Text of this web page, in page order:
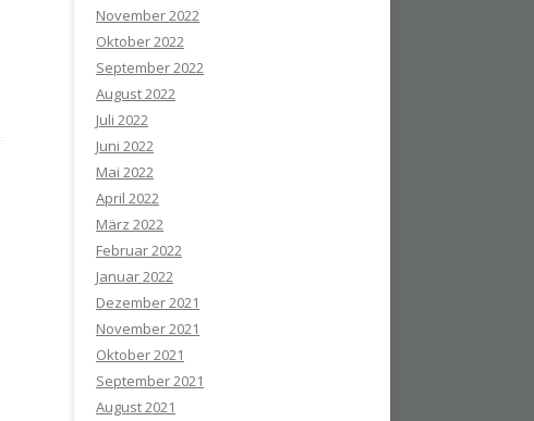
November 2022
Oktober 2022
September 2022
August 2022
Juli 2022
Juni 2022
Mai 2022
April 2022
März 2022
Februar 2022
Januar 2022
Dezember 2021
November 2021
Oktober 2021
September 2021
August 2021